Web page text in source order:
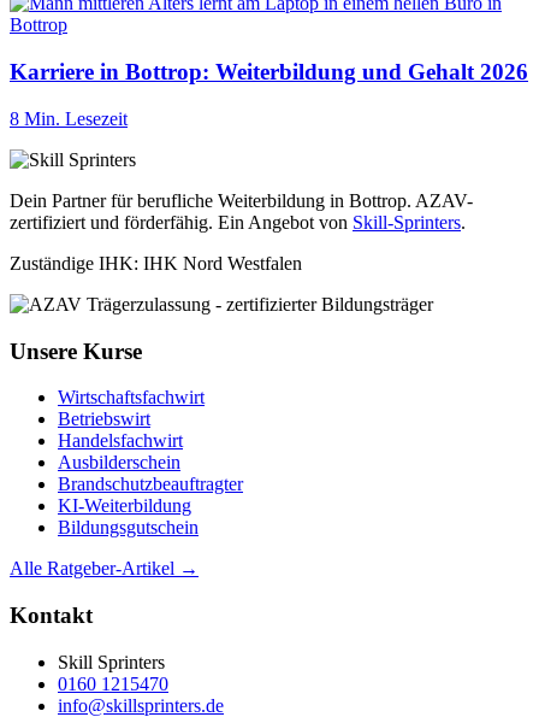
Karriere in Bottrop: Weiterbildung und Gehalt 2026
8 Min. Lesezeit
Dein Partner für berufliche Weiterbildung in Bottrop. AZAV-
zertifiziert und förderfähig. Ein Angebot von Skill-Sprinters.
Zuständige IHK: IHK Nord Westfalen
Unsere Kurse
Wirtschaftsfachwirt
Betriebswirt
Handelsfachwirt
Ausbilderschein
Brandschutzbeauftragter
KI-Weiterbildung
Bildungsgutschein
Alle Ratgeber-Artikel →
Kontakt
Skill Sprinters
0160 1215470
info@skillsprinters.de